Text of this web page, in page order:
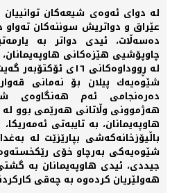
لە دوای ئەوەی شیعەكان
عێراق و دواتریش سوننەكان تەواو
دەسەڵات، ئیدی دواتر بە
چاوپۆشیی هێزەكانی
لە ڕووداوەكانی ١٦ی
شێوەیەك پیلان بۆ نەمانی
دەرەنجامی ئەم هەنگاوەی
هەژموونی وڵاتانی هەرێمی بوو لە
هاوپەیمانان، بە تایبەتی
باڵیۆزخانەكەشی بپارێزێت لە
شێوەیەكی بەرچاو خۆی
جیددی، ئیدی هاوپەیمانان بە
هەولێریان كردەوە بە چەقی